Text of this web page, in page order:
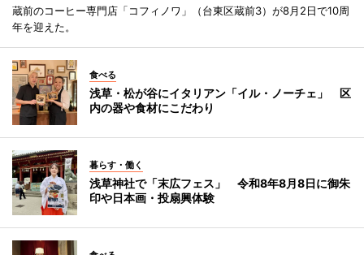
蔵前のコーヒー専門店「コフィノワ」（台東区蔵前3）が8月2日で10周
年を迎えた。
食べる
浅草・松が谷にイタリアン「イル・ノーチェ」 区
内の器や食材にこだわり
暮らす・働く
浅草神社で「末広フェス」 令和8年8月8日に御朱
印や日本画・投扇興体験